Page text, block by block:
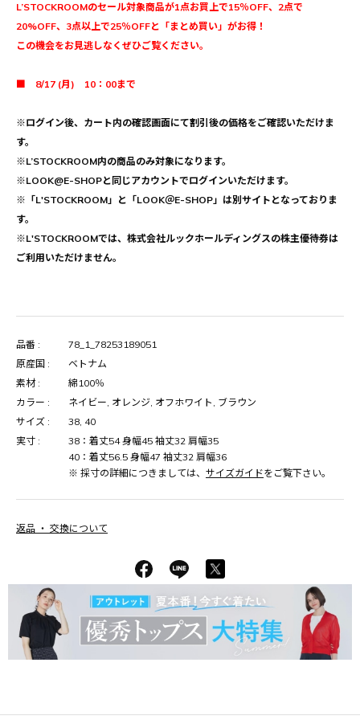
L’STOCKROOMのセール対象商品が1点お買上で15％OFF、2点で
20%OFF、3点以上で25％OFFと「まとめ買い」がお得！
この機会をお見逃しなくぜひご覧ください。
■ 8/17 (月) 10：00まで
※ログイン後、カート内の確認画面にて割引後の価格をご確認いただけま
す。
※L’STOCKROOM内の商品のみ対象になります。
※LOOK@E-SHOPと同じアカウントでログインいただけます。
※「L'STOCKROOM」と「LOOK＠E-SHOP」は別サイトとなっておりま
す。
※L'STOCKROOMでは、株式会社ルックホールディングスの株主優待券は
ご利用いただけません。
品番 :
78_1_78253189051
原産国 :
ベトナム
素材 :
綿100％
カラー :
ネイビー, オレンジ, オフホワイト, ブラウン
サイズ :
38, 40
実寸 :
38：着丈54 身幅45 袖丈32 肩幅35
40：着丈56.5 身幅47 袖丈32 肩幅36
※ 採寸の詳細につきましては、 サイズガイドをご覧下さい。
返品 ・ 交換について